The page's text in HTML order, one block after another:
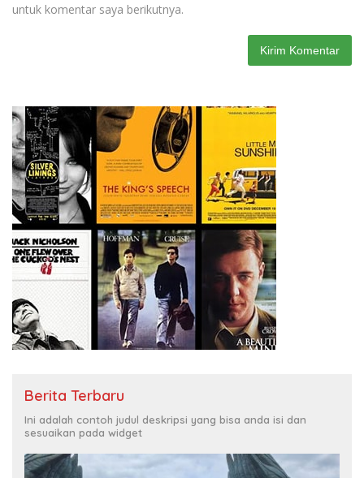
untuk komentar saya berikutnya.
Berita Terbaru
Ini adalah contoh judul deskripsi yang bisa anda isi dan
sesuaikan pada widget